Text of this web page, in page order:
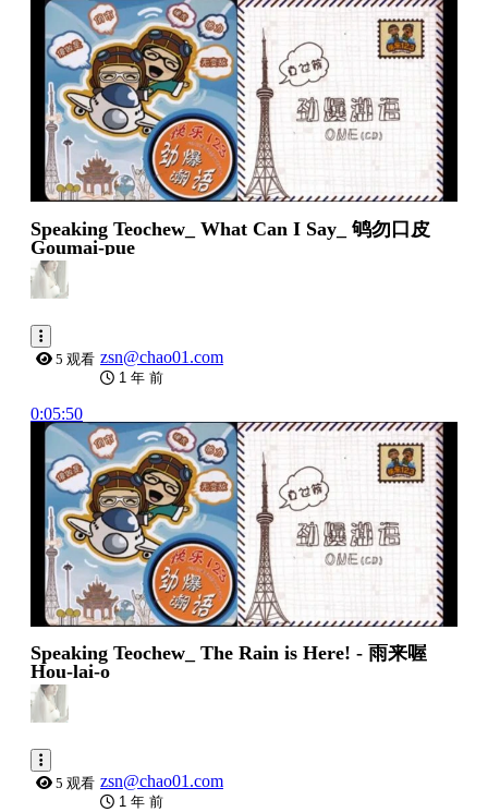
Speaking Teochew_ What Can I Say_ 鸲勿口皮
Goumai-pue
5 观看 zsn@chao01.com
1 年 前
0:05:50
Speaking Teochew_ The Rain is Here! - 雨来喔
Hou-lai-o
5 观看 zsn@chao01.com
1 年 前